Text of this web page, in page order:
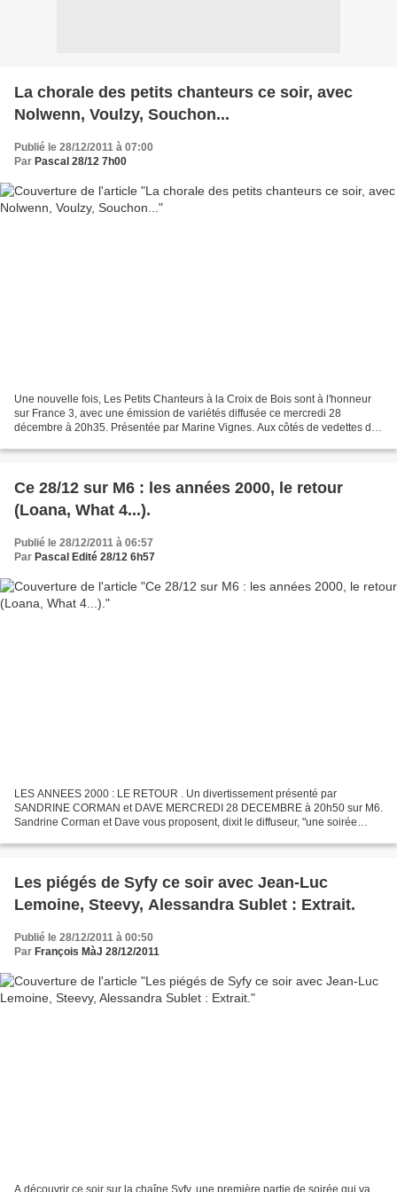
La chorale des petits chanteurs ce soir, avec
Nolwenn, Voulzy, Souchon...
Publié le 28/12/2011 à 07:00
Par Pascal 28/12 7h00
Une nouvelle fois, Les Petits Chanteurs à la Croix de Bois sont à l'honneur
sur France 3, avec une émission de variétés diffusée ce mercredi 28
décembre à 20h35. Présentée par Marine Vignes. Aux côtés de vedettes de
Ce 28/12 sur M6 : les années 2000, le retour
(Loana, What 4...).
Publié le 28/12/2011 à 06:57
Par Pascal Edité 28/12 6h57
LES ANNEES 2000 : LE RETOUR . Un divertissement présenté par
SANDRINE CORMAN et DAVE MERCREDI 28 DECEMBRE à 20h50 sur M6.
Sandrine Corman et Dave vous proposent, dixit le diffuseur, "une soirée
Les piégés de Syfy ce soir avec Jean-Luc
Lemoine, Steevy, Alessandra Sublet : Extrait.
Publié le 28/12/2011 à 00:50
Par François MàJ 28/12/2011
A découvrir ce soir sur la chaîne Syfy, une première partie de soirée qui va